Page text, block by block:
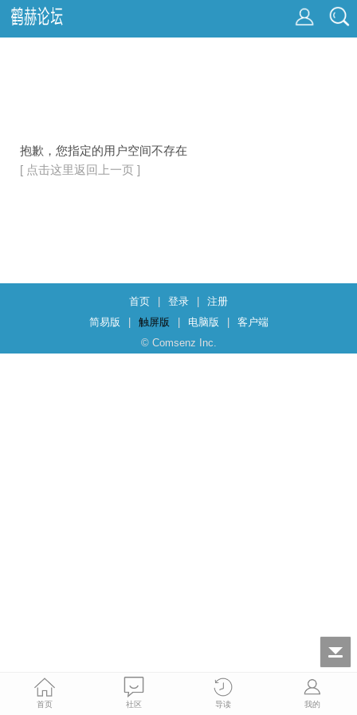
抱歉，您指定的用户空间不存在
[ 点击这里返回上一页 ]
首页 登录
注册
简易版
触屏版 电脑版
客户端
© Comsenz Inc.
首页 社区 导读 我的